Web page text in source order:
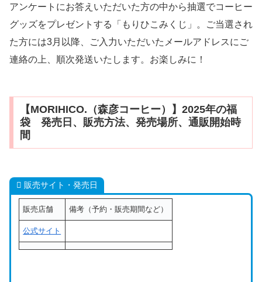
アンケートにお答えいただいた方の中から抽選でコーヒー
グッズをプレゼントする「もりひこみくじ」。ご当選され
た方には3月以降、ご入力いただいたメールアドレスにご
連絡の上、順次発送いたします。お楽しみに！
【MORIHICO.（森彦コーヒー）】2025年の福
袋 発売日、販売方法、発売場所、通販開始時
間
販売サイト・発売日
販売店舗 備考（予約・販売期間など）
公式サイト